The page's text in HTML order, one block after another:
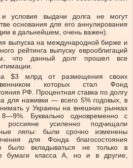
и условия выдачи долга не могут
основания для его аннулирования
в дальнейшем, очень важен).
выпуска на международной бирже и
рейтинга выпуску еврооблигаций
что данный долг прошел все
$3 млрд от размещения своих
которых стал Фонд
РФ. Процентная ставка по долгу
для наживки — всего 5% годовых, в
у Украины на внешних рынках
Буквально одновременно с
россияне усиленно подчищали
ляпы: были срочно изменены
для Фонда благосостояния
вкладываться не только в
бумаги класса А, но и в другие,